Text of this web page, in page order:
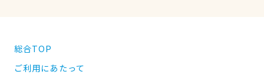
総合TOP
ご利用にあたって